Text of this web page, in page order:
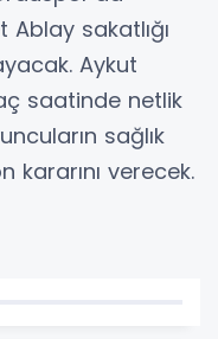
sakatlığı
Aykut
saatinde netlik
sağlık
verecek.